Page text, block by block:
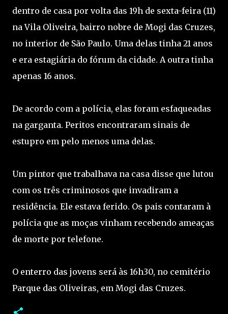
dentro de casa por volta das 19h de sexta-feira (11)
na Vila Oliveira, bairro nobre de Mogi das Cruzes,
no interior de São Paulo. Uma delas tinha 21 anos
e era estagiária do fórum da cidade. A outra tinha
apenas 16 anos.
De acordo com a polícia, elas foram esfaqueadas
na garganta. Peritos encontraram sinais de
estupro em pelo menos uma delas.
Um pintor que trabalhava na casa disse que lutou
com os três criminosos que invadiram a
residência. Ele estava ferido. Os pais contaram à
polícia que as moças vinham recebendo ameaças
de morte por telefone.
O enterro das jovens será às 16h30, no cemitério
Parque das Oliveiras, em Mogi das Cruzes.